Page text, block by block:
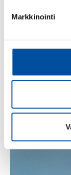
Markkinointi